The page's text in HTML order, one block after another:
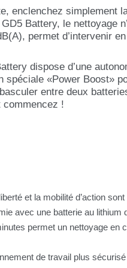
enclenchez simplement
Battery, le nettoyage
permet d’intervenir
dispose d’une
spéciale «Power Boost»
entre deux
commencez !
et la mobilité d’action
avec une batterie au lithium
permet un nettoyage en
de travail plus sécurisé